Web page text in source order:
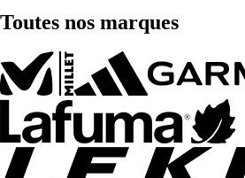
Toutes nos marques